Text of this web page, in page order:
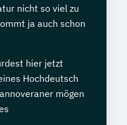
nicht so viel zu
ja auch schon
hier jetzt
Hochdeutsch
mögen